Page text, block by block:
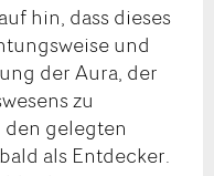
hin, dass dieses
und
der Aura, der
zu
gelegten
als Entdecker.